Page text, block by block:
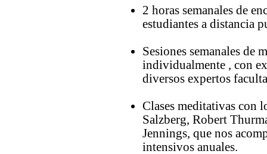
2 horas semanales de
estudiantes a distancia
Sesiones semanales de
individualmente , con
diversos expertos
Clases meditativas con
Salzberg, Robert
Jennings, que nos
intensivos anuales.